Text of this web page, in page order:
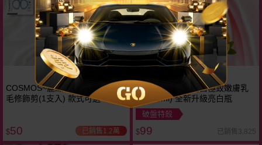
COSMOS~麗緻直剪／彎剪／鼻
毛修飾剪(1支入) 款式可選
$50 已銷售1.2萬
NIVEA 妮維雅~亮白極致嫩膚乳
液(125ml) 全新升級亮白瓶
破盤特殺
$99 已銷售3,825